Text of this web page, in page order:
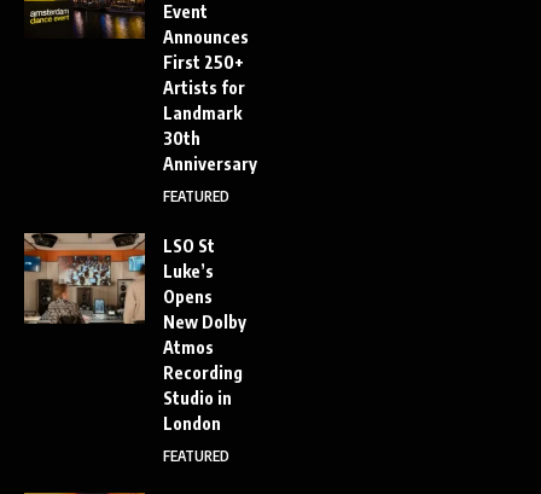
Event
Announces
First 250+
Artists for
Landmark
30th
Anniversary
FEATURED
LSO St
Luke’s
Opens
New Dolby
Atmos
Recording
Studio in
London
FEATURED